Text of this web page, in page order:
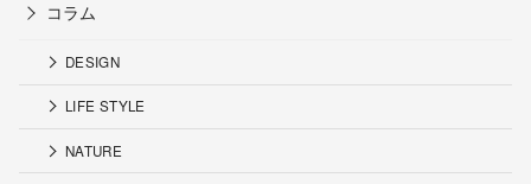
コラム
DESIGN
LIFE STYLE
NATURE